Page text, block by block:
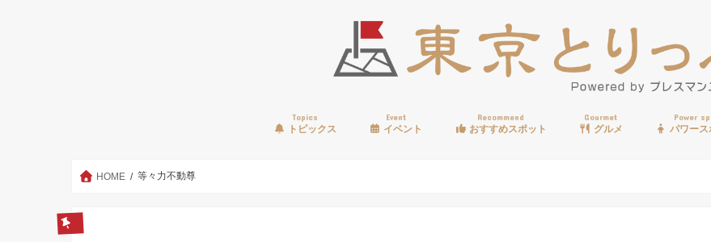
Topics
トピックス
Event
イベント
Recommend
おすすめスポット
Gourmet
グルメ
Power
パワース
HOME 等々力不動尊